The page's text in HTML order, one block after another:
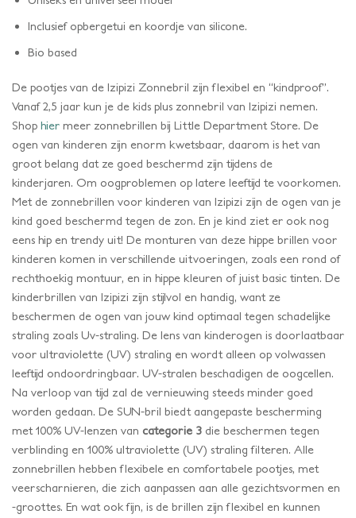
Inclusief opbergetui en koordje van silicone.
Bio based
De pootjes van de Izipizi Zonnebril zijn flexibel en “kindproof”.
Vanaf 2,5 jaar kun je de kids plus zonnebril van Izipizi nemen.
Shop hier meer zonnebrillen bij Little Department Store. De
ogen van kinderen zijn enorm kwetsbaar, daarom is het van
groot belang dat ze goed beschermd zijn tijdens de
kinderjaren. Om oogproblemen op latere leeftijd te voorkomen.
Met de zonnebrillen voor kinderen van Izipizi zijn de ogen van je
kind goed beschermd tegen de zon. En je kind ziet er ook nog
eens hip en trendy uit! De monturen van deze hippe brillen voor
kinderen komen in verschillende uitvoeringen, zoals een rond of
rechthoekig montuur, en in hippe kleuren of juist basic tinten. De
kinderbrillen van Izipizi zijn stijlvol en handig, want ze
beschermen de ogen van jouw kind optimaal tegen schadelijke
straling zoals Uv-straling. De lens van kinderogen is doorlaatbaar
voor ultraviolette (UV) straling en wordt alleen op volwassen
leeftijd ondoordringbaar. UV-stralen beschadigen de oogcellen.
Na verloop van tijd zal de vernieuwing steeds minder goed
worden gedaan. De SUN-bril biedt aangepaste bescherming
met 100% UV-lenzen van categorie 3 die beschermen tegen
verblinding en 100% ultraviolette (UV) straling filteren. Alle
zonnebrillen hebben flexibele en comfortabele pootjes, met
veerscharnieren, die zich aanpassen aan alle gezichtsvormen en
-groottes. En wat ook fijn, is de brillen zijn flexibel en kunnen